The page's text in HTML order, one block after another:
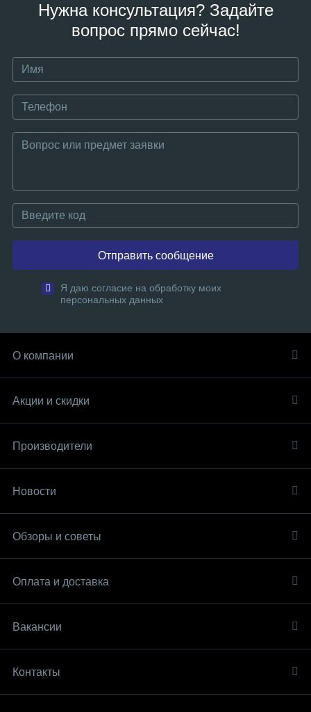
Нужна консультация? Задайте
вопрос прямо сейчас!
Отправить сообщение
Я даю согласие на обработку моих
персональных данных
О компании
Акции и скидки
Производители
Новости
Обзоры и советы
Оплата и доставка
Вакансии
Контакты